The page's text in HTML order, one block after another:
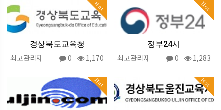
Hot
경상북도교육청
최고관리자 0 1,170
Hot
정부24시
최고관리자 0 1,283
Hot Hot